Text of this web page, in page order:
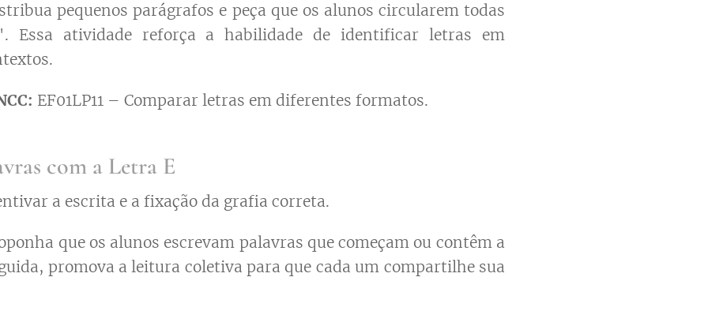
pequenos parágrafos e peça que os alunos circularem todas
Essa atividade reforça a habilidade de identificar letras em
EF01LP11 – Comparar letras em diferentes formatos.
com a Letra E
a escrita e a fixação da grafia correta.
que os alunos escrevam palavras que começam ou contêm a
promova a leitura coletiva para que cada um compartilhe sua